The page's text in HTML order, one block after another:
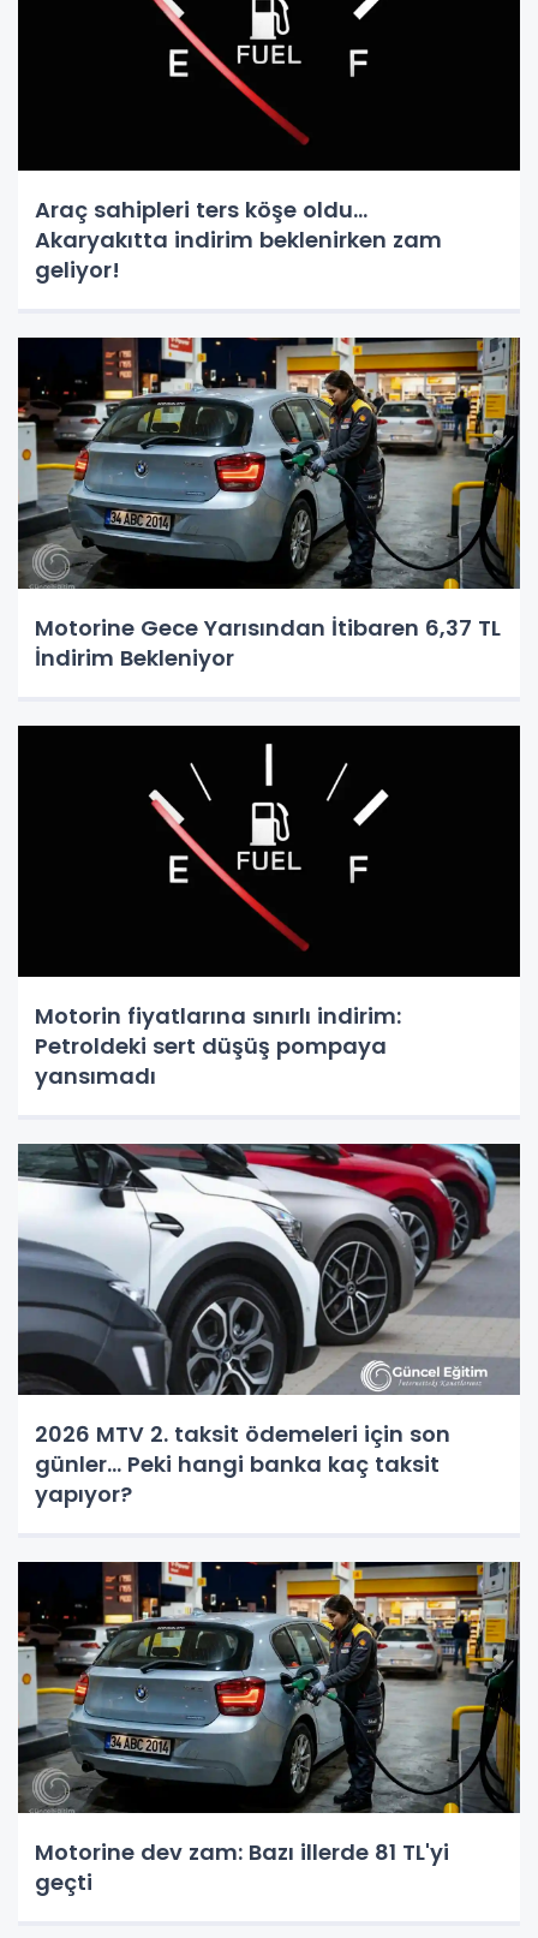
Araç sahipleri ters köşe oldu...
Akaryakıtta indirim beklenirken zam
geliyor!
Motorine Gece Yarısından İtibaren 6,37 TL
İndirim Bekleniyor
Motorin fiyatlarına sınırlı indirim:
Petroldeki sert düşüş pompaya
yansımadı
2026 MTV 2. taksit ödemeleri için son
günler... Peki hangi banka kaç taksit
yapıyor?
Motorine dev zam: Bazı illerde 81 TL'yi
geçti